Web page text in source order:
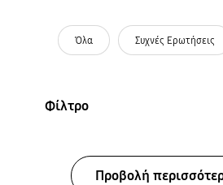
Όλα Συχνές Ερωτήσεις
Φίλτρο
Προβολή